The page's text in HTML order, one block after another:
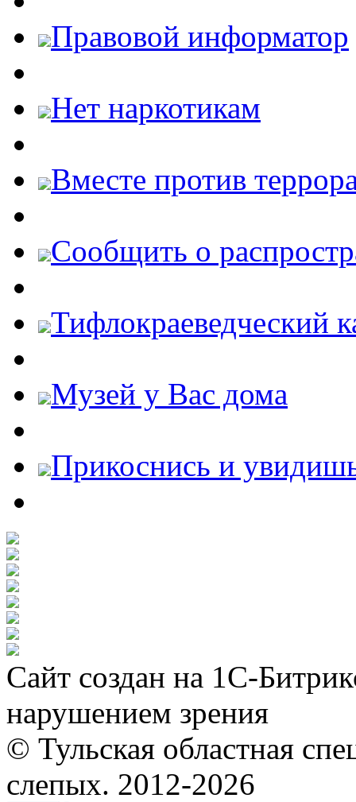
Правовой информатор
Нет наркотикам
Вместе против
Cообщить о
Тифлокраеведческий
Музей у Вас дома
Прикоснись и
Сайт создан на 1С-
нарушением зрения
© Тульская областная
слепых. 2012-2026